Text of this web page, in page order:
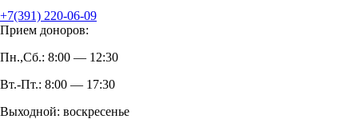
+7(391) 220-06-09
Прием доноров:
Пн.,Сб.: 8:00 — 12:30
Вт.-Пт.: 8:00 — 17:30
Выходной: воскресенье